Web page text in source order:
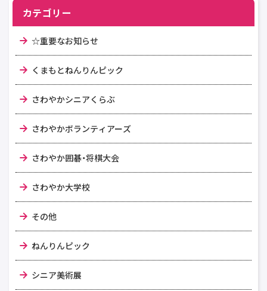
カテゴリー
☆重要なお知らせ
くまもとねんりんピック
さわやかシニアくらぶ
さわやかボランティアーズ
さわやか囲碁・将棋大会
さわやか大学校
その他
ねんりんピック
シニア美術展